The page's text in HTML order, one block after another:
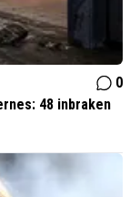
0
48 inbraken